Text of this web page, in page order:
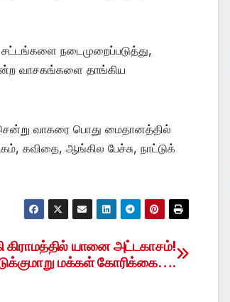
நடைமுறைப்படுத்து,
வாசகங்களை தாங்கிய
வாகரை பொது மைதானத்தில்
கவிதை, ஆங்கில பேச்சு, நாட்டுக்
யானை அட்டகாசம்!
மக்கள் கோரிக்கை….